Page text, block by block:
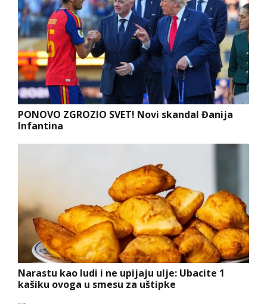
PONOVO ZGROZIO SVET! Novi skandal Đanija
Infantina
Narastu kao ludi i ne upijaju ulje: Ubacite 1
kašiku ovoga u smesu za uštipke